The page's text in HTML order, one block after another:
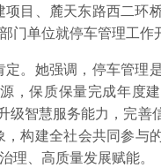
目、麓天东路西二环
单位就停车管理工作
。她强调，停车管理
，保质保量完成年度
级智慧服务能力，完善
构建全社会共同参与
、高质量发展赋能。